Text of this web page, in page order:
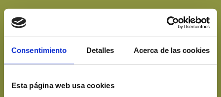
Consentimiento Detalles Acerca de las cookies
Esta página web usa cookies